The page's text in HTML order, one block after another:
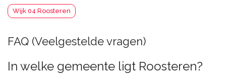
Wijk 04 Roosteren
FAQ (Veelgestelde vragen)
In welke gemeente ligt Roosteren?